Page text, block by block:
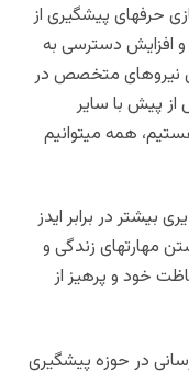
حرفهای پیشگیری از
افزایش دسترسی به
نیروهای متخصص در
پیش با سایر
همه میتوانیم
بیشتر در برابر ایدز
مهارتهای زندگی و
خود و پرهیز از
در حوزه پیشگیری